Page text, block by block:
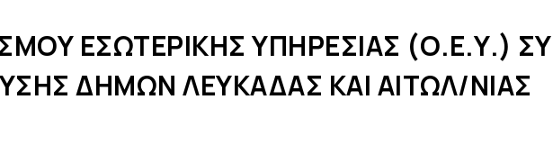
ΕΣΩΤΕΡΙΚΗΣ ΥΠΗΡΕΣΙΑΣ (Ο.Ε.Υ.)
ΔΗΜΩΝ ΛΕΥΚΑΔΑΣ ΚΑΙ ΑΙΤΩΛ/ΝΙΑΣ